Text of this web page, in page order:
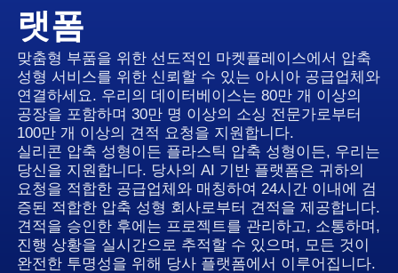
랫폼
맞춤형 부품을 위한 선도적인 마켓플레이스에서 압축
성형 서비스를 위한 신뢰할 수 있는 아시아 공급업체와
연결하세요. 우리의 데이터베이스는 80만 개 이상의
공장을 포함하며 30만 명 이상의 소싱 전문가로부터
100만 개 이상의 견적 요청을 지원합니다.
실리콘 압축 성형이든 플라스틱 압축 성형이든, 우리는
당신을 지원합니다. 당사의 AI 기반 플랫폼은 귀하의
요청을 적합한 공급업체와 매칭하여 24시간 이내에 검
증된 적합한 압축 성형 회사로부터 견적을 제공합니다.
견적을 승인한 후에는 프로젝트를 관리하고, 소통하며,
진행 상황을 실시간으로 추적할 수 있으며, 모든 것이
완전한 투명성을 위해 당사 플랫폼에서 이루어집니다.